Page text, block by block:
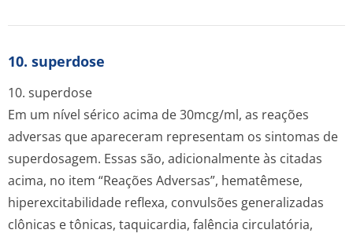
10. superdose
10. superdose
Em um nível sérico acima de 30mcg/ml, as reações
adversas que apareceram representam os sintomas de
superdosagem. Essas são, adicionalmente às citadas
acima, no item “Reações Adversas”, hematêmese,
hiperexcitabilidade reflexa, convulsões generalizadas
clônicas e tônicas, taquicardia, falência circulatória,